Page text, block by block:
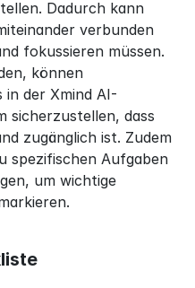
Dadurch kann
verbunden
fokussieren müssen.
können
in der Xmind AI-
sicherzustellen, dass
zugänglich ist. Zudem
spezifischen Aufgaben
um wichtige